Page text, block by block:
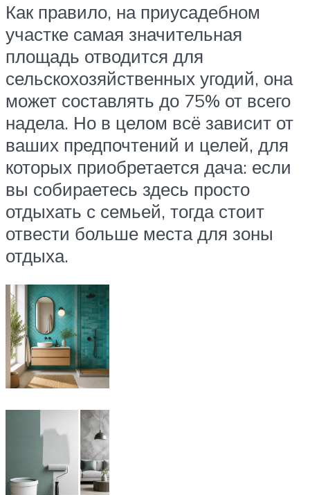
Как правило, на приусадебном
участке самая значительная
площадь отводится для
сельскохозяйственных угодий, она
может составлять до 75% от всего
надела. Но в целом всё зависит от
ваших предпочтений и целей, для
которых приобретается дача: если
вы собираетесь здесь просто
отдыхать с семьей, тогда стоит
отвести больше места для зоны
отдыха.